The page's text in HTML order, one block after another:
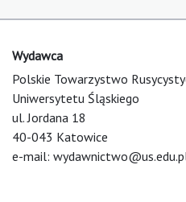
Wydawca
Polskie Towarzystwo
Uniwersytetu Śląskiego
ul. Jordana 18
40-043 Katowice
e-mail: